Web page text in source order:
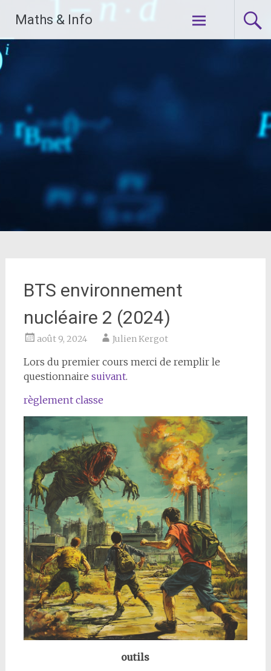
contenu
principal
Maths & Info
BTS environnement
nucléaire 2 (2024)
août 9, 2024 Julien Kergot
Lors du premier cours merci de remplir le
questionnaire suivant.
règlement classe
outils